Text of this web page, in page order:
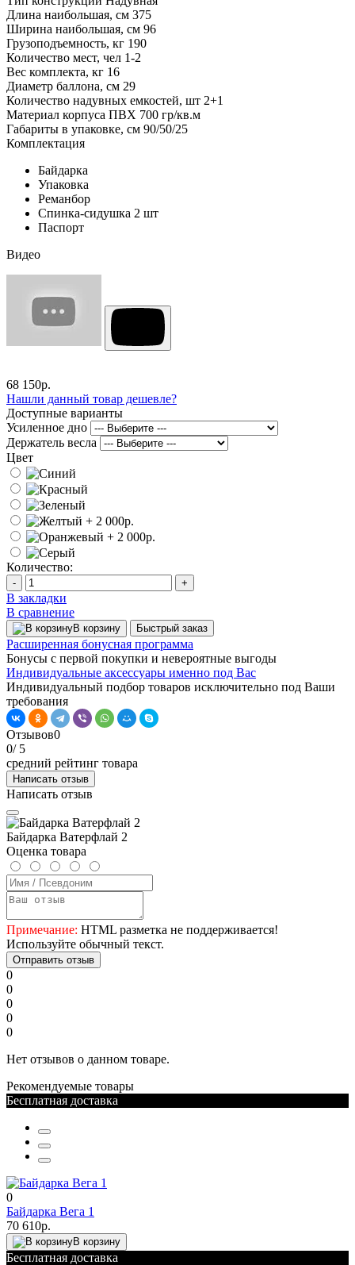
Длина наибольшая, см 375
Ширина наибольшая, см 96
Грузоподъемность, кг 190
Количество мест, чел 1-2
Вес комплекта, кг 16
Диаметр баллона, см 29
Количество надувных емкостей, шт 2+1
Материал корпуса ПВХ 700 гр/кв.м
Габариты в упаковке, см 90/50/25
Комплектация
Байдарка
Упаковка
Реманбор
Спинка-сидушка 2 шт
Паспорт
Видео
68 150р.
Нашли данный товар дешевле?
Доступные варианты
Усиленное дно
Держатель весла
Цвет
Количество:
- +
В закладки
В сравнение
В корзину Быстрый заказ
Расширенная бонусная программа
Бонусы с первой покупки и невероятные выгоды
Индивидуальные аксессуары именно под Вас
Индивидуальный подбор товаров исключительно под Ваши
требования
Отзывов0
0/ 5
средний рейтинг товара
Написать отзыв
Написать отзыв
Байдарка Ватерфлай 2
Оценка товара
Примечание: HTML разметка не поддерживается!
Используйте обычный текст.
Отправить отзыв
0
0
0
0
0
Нет отзывов о данном товаре.
Рекомендуемые товары
Бесплатная доставка
0
Байдарка Вега 1
70 610р.
В корзину
Бесплатная доставка